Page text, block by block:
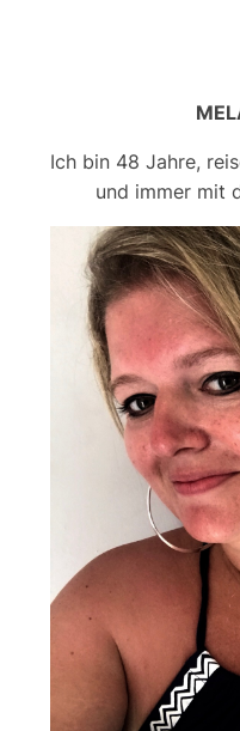
Ich bin 48 Jahre,
und immer mit